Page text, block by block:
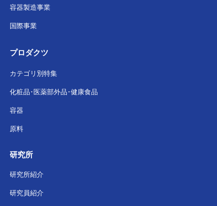
容器製造事業
国際事業
プロダクツ
カテゴリ別特集
化粧品･医薬部外品･健康食品
容器
原料
研究所
研究所紹介
研究員紹介